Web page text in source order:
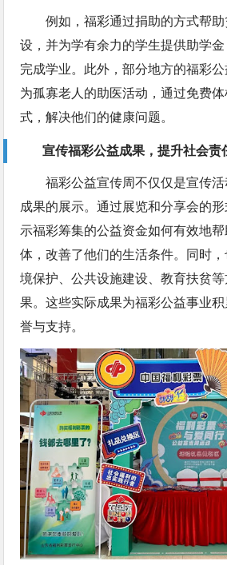
例如，福彩通过捐助的方式帮
设，并为学有余力的学生提供助学
完成学业。此外，部分地方的福彩
为孤寡老人的助医活动，通过免费
式，解决他们的健康问题。
宣传福彩公益成果，提升社会责
福彩公益宣传周不仅仅是宣传
成果的展示。通过展览和分享会的
示福彩筹集的公益资金如何有效地
体，改善了他们的生活条件。同时
境保护、公共设施建设、教育扶贫
果。这些实际成果为福彩公益事业
誉与支持。